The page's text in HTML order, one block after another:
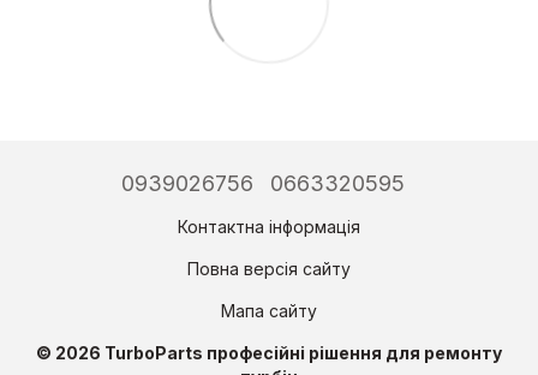
0939026756 0663320595
Контактна інформація
Повна версія сайту
Мапа сайту
© 2026 TurboParts професійні рішення для ремонту